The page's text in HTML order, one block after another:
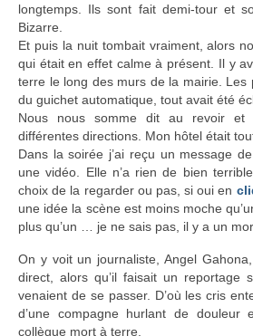
longtemps. Ils sont fait demi-tour et
Bizarre.
Et puis la nuit tombait vraiment, alors
qui était en effet calme à présent. Il y
terre le long des murs de la mairie. Les
du guichet automatique, tout avait été
Nous nous somme dit au revoir et
différentes directions. Mon hôtel était
Dans la soirée j’ai reçu un message
une vidéo. Elle n’a rien de bien
choix de la regarder ou pas, si oui en
une idée la scène est moins moche
plus qu’un … je ne sais pas, il y a un
On y voit un journaliste, Angel
direct, alors qu’il faisait un reportage
venaient de se passer. D’où les cris
d’une compagne hurlant de
collègue mort à terre.